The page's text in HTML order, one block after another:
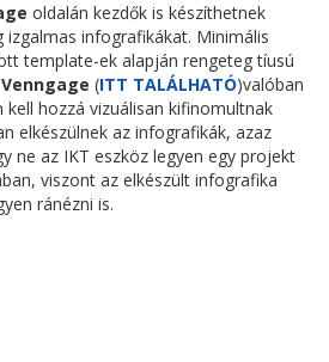
oldalán kezdők is készíthetnek
izgalmas infografikákat. Minimális
template-ek alapján rengeteg tíusú
Venngage (ITT TALÁLHATÓ)valóban
hozzá vizuálisan kifinomultnak
elkészülnek az infografikák, azaz
ne az IKT eszköz legyen egy projekt
viszont az elkészült infografika
ránézni is.